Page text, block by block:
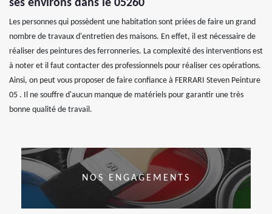
ses environs dans le 05260
Les personnes qui possèdent une habitation sont priées de faire un grand
nombre de travaux d'entretien des maisons. En effet, il est nécessaire de
réaliser des peintures des ferronneries. La complexité des interventions est
à noter et il faut contacter des professionnels pour réaliser ces opérations.
Ainsi, on peut vous proposer de faire confiance à FERRARI Steven Peinture
05 . Il ne souffre d'aucun manque de matériels pour garantir une très
bonne qualité de travail.
NOS ENGAGEMENTS